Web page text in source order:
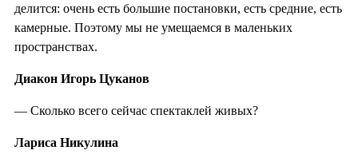
делится: очень есть большие постановки, есть средние, есть
камерные. Поэтому мы не умещаемся в маленьких
пространствах.
Диакон Игорь Цуканов
— Сколько всего сейчас спектаклей живых?
Лариса Никулина